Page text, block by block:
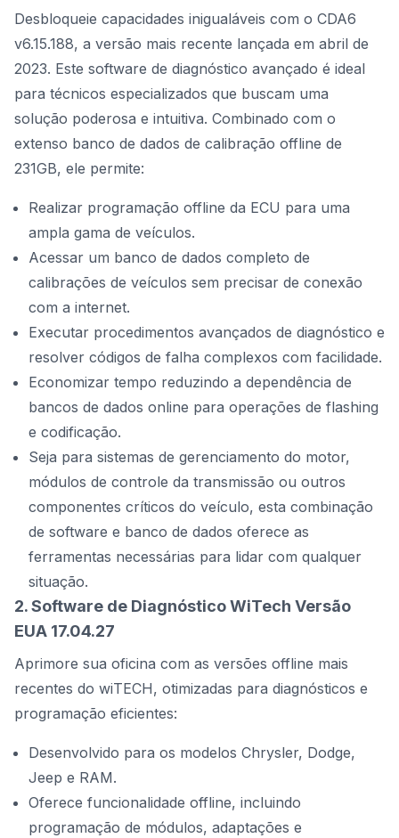
Desbloqueie capacidades inigualáveis com o CDA6
v6.15.188, a versão mais recente lançada em abril de
2023. Este software de diagnóstico avançado é ideal
para técnicos especializados que buscam uma
solução poderosa e intuitiva. Combinado com o
extenso banco de dados de calibração offline de
231GB, ele permite:
Realizar programação offline da ECU para uma
ampla gama de veículos.
Acessar um banco de dados completo de
calibrações de veículos sem precisar de conexão
com a internet.
Executar procedimentos avançados de diagnóstico e
resolver códigos de falha complexos com facilidade.
Economizar tempo reduzindo a dependência de
bancos de dados online para operações de flashing
e codificação.
Seja para sistemas de gerenciamento do motor,
módulos de controle da transmissão ou outros
componentes críticos do veículo, esta combinação
de software e banco de dados oferece as
ferramentas necessárias para lidar com qualquer
situação.
2. Software de Diagnóstico WiTech Versão
EUA 17.04.27
Aprimore sua oficina com as versões offline mais
recentes do wiTECH, otimizadas para diagnósticos e
programação eficientes:
Desenvolvido para os modelos Chrysler, Dodge,
Jeep e RAM.
Oferece funcionalidade offline, incluindo
programação de módulos, adaptações e